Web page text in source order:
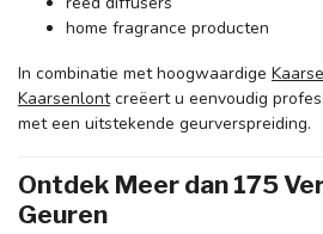
home fragrance producten
In combinatie met hoogwaardige
Kaarsenlontcreëert u eenvoudig
met een uitstekende geurverspreiding.
Ontdek Meer dan 175
Geuren